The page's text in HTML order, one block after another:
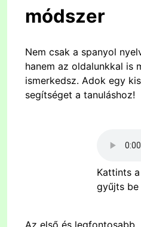
módszer
Nem csak a spanyol
hanem az oldalunkkal is
ismerkedsz. Adok egy kis
segítséget a tanuláshoz!
Kattints
gyűjts